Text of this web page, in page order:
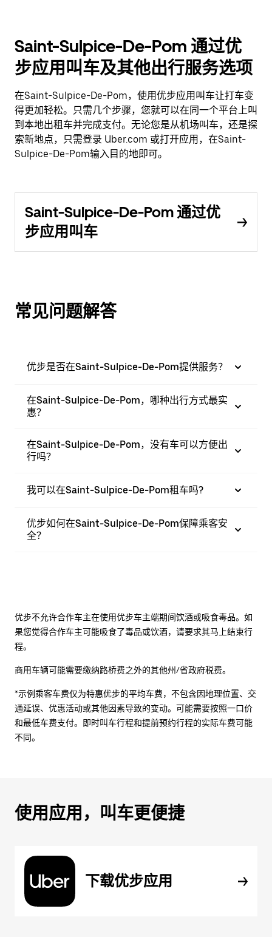
Saint-Sulpice-De-Pom 通过优
步应用叫车及其他出行服务选项
在Saint-Sulpice-De-Pom，使用优步应用叫车让打车变
得更加轻松。只需几个步骤，您就可以在同一个平台上叫
到本地出租车并完成支付。无论您是从机场叫车，还是探
索新地点，只需登录 Uber.com 或打开应用，在Saint-
Sulpice-De-Pom输入目的地即可。
Saint-Sulpice-De-Pom 通过优
步应用叫车
常见问题解答
优步是否在Saint-Sulpice-De-Pom提供服务？
在Saint-Sulpice-De-Pom，哪种出行方式最实
惠？
在Saint-Sulpice-De-Pom，没有车可以方便出
行吗？
我可以在Saint-Sulpice-De-Pom租车吗?
优步如何在Saint-Sulpice-De-Pom保障乘客安
全？
优步不允许合作车主在使用优步车主端期间饮酒或吸食毒品。如
果您觉得合作车主可能吸食了毒品或饮酒，请要求其马上结束行
程。
商用车辆可能需要缴纳路桥费之外的其他州/省政府税费。
*示例乘客车费仅为特惠优步的平均车费，不包含因地理位置、交
通延误、优惠活动或其他因素导致的变动。可能需要按照一口价
和最低车费支付。即时叫车行程和提前预约行程的实际车费可能
不同。
使用应用，叫车更便捷
下载优步应用